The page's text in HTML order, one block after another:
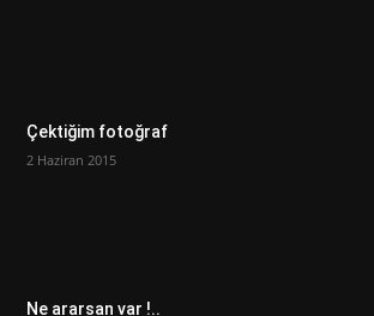
Çektiğim fotoğraf
2 Haziran 2015
Ne ararsan var !..